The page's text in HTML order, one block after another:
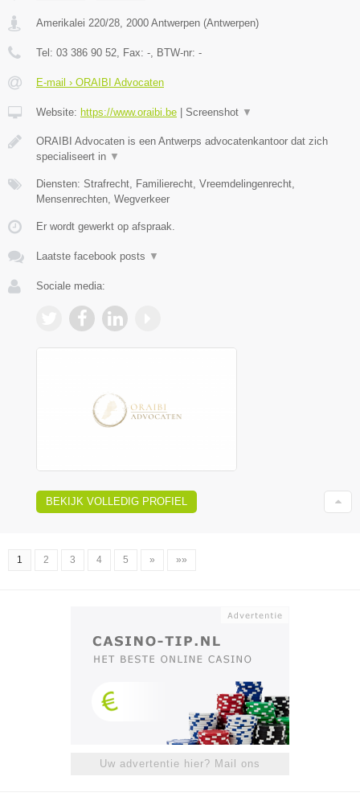
Amerikalei 220/28 2000 Antwerpen (Antwerpen)
Tel: 03 386 90 52 , Fax: - , BTW-nr: -
E-mail › ORAIBI Advocaten
Website: https://www.oraibi.be | Screenshot ▼
ORAIBI Advocaten is een Antwerps advocatenkantoor dat zich
specialiseert in ▼
Diensten: Strafrecht, Familierecht, Vreemdelingenrecht,
Mensenrechten, Wegverkeer
Er wordt gewerkt op afspraak.
Laatste facebook posts ▼
Sociale media:
BEKIJK VOLLEDIG PROFIEL
1 2 3 4 5 » »»
Uw advertentie hier? Mail ons